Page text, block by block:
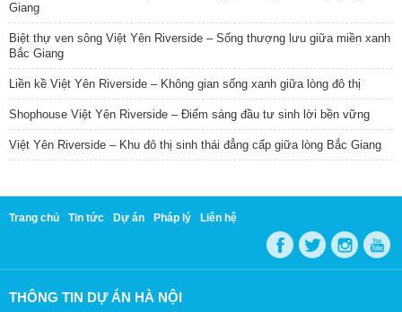
Giang
Biệt thự ven sông Việt Yên Riverside – Sống thượng lưu giữa miền xanh
Bắc Giang
Liền kề Việt Yên Riverside – Không gian sống xanh giữa lòng đô thị
Shophouse Việt Yên Riverside – Điểm sáng đầu tư sinh lời bền vững
Việt Yên Riverside – Khu đô thị sinh thái đẳng cấp giữa lòng Bắc Giang
Trang chủ Tin tức Dự án Pháp lý Liên hệ
THÔNG TIN DỰ ÁN HÀ NỘI